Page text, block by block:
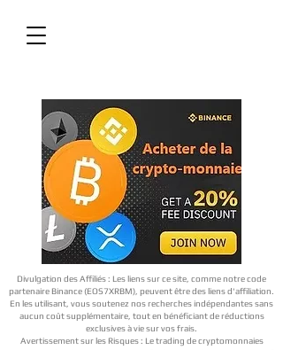
Divulgation des Affiliés : Les liens sur ce site, comme notre code
partenaire Binance (EOS7XRBM), peuvent être des liens d'affiliation.
En les utilisant, vous soutenez nos recherches indépendantes sans
aucun coût supplémentaire, tout en bénéficiant de réductions
exclusives à vie sur vos frais.
Avertissement sur les Risques : Le trading de cryptomonnaies